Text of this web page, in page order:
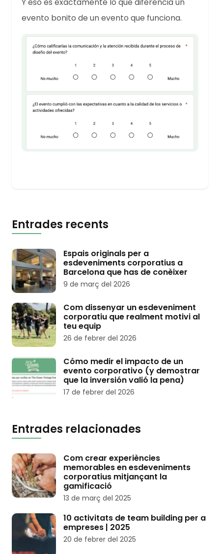
evento bonito de un evento que funciona.
Entrades recents
Espais originals per a
esdeveniments corporatius a
Barcelona que has de conèixer
9 de març del 2026
Com dissenyar un esdeveniment
corporatiu que realment motivi al
teu equip
26 de febrer del 2026
Cómo medir el impacto de un
evento corporativo (y demostrar
que la inversión valió la pena)
17 de febrer del 2026
Entrades relacionades
Com crear experiències
memorables en esdeveniments
corporatius mitjançant la
gamificació
13 de març del 2025
10 activitats de team building per a
empreses | 2025
20 de febrer del 2025